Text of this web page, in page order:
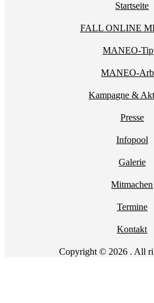
Startseite
FALL ONLINE
MANEO-
MANEO-
Kampagne &
Presse
Infopool
Galerie
Mitmachen
Termine
Kontakt
Copyright © 2026 . All